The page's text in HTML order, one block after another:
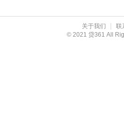
关于我们 |
联
© 2021 贷361 All